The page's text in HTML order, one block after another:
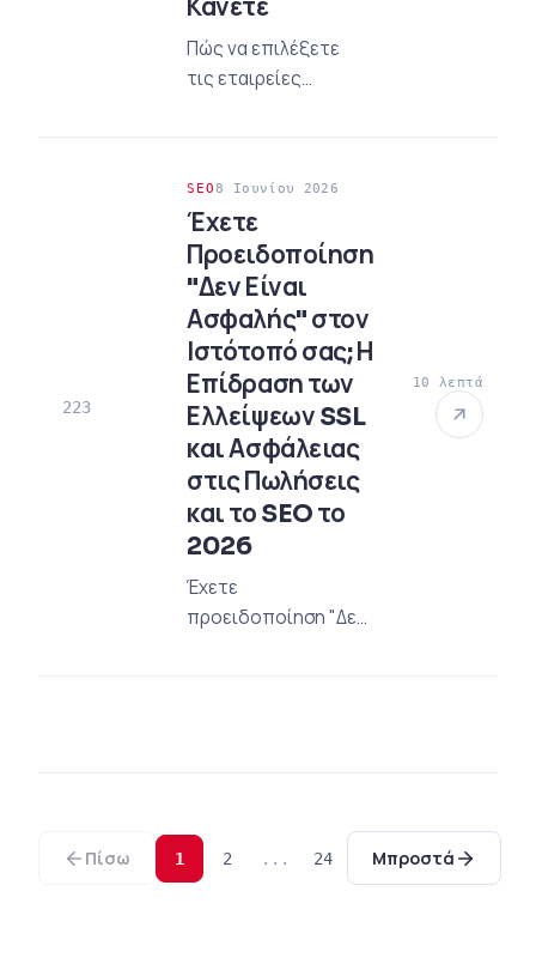
Κάνετε
Πώς να επιλέξετε
τις εταιρείες
που πρέπει να
κάνετε για να
αποφύγετε τις
κρυφές δαπάνες
στις προδιαγραφές
του 2026 και να
βρείτε τη σωστή
εταιρεία.
223
SEO8 Ιουνίου 2026
Έχετε
Προειδοποίηση
"Δεν Είναι
Ασφαλής" στον
Ιστότοπό σας; Η
Επίδραση των
Ελλείψεων SSL
και Ασφάλειας
στις Πωλήσεις
και το SEO το
2026
Έχετε
προειδοποίηση "Δεν
απώλεια SEO και τις
πτώσεις πωλήσεων
με τα πρότυπα SSL
10 λεπτά
Πίσω 1 2 ... 24 Μπροστά